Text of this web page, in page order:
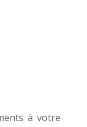
à votre